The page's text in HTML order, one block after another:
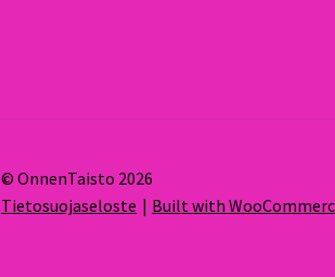
© OnnenTaisto 2026
Tietosuojaseloste
Built with